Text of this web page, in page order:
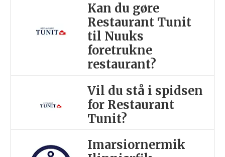
Kan du gøre
Restaurant Tunit
til Nuuks
foretrukne
restaurant?
Vil du stå i spidsen
for Restaurant
Tunit?
Imarsiornermik